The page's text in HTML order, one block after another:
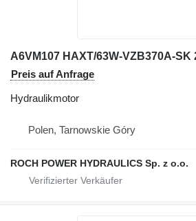
Preis auf Anfrage
Hydraulikmotor
Polen, Tarnowskie Góry
ROCH POWER HYDRAULICS Sp. z o.o.